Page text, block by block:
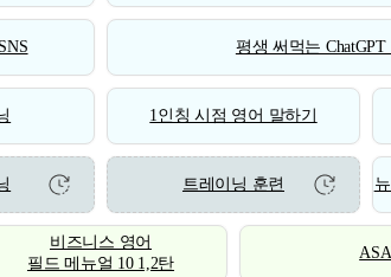
평생 써먹는
1인칭 시점 영어 말하기
트레이닝 훈련
비즈니스 영어
필드 메뉴얼 10 1,2탄